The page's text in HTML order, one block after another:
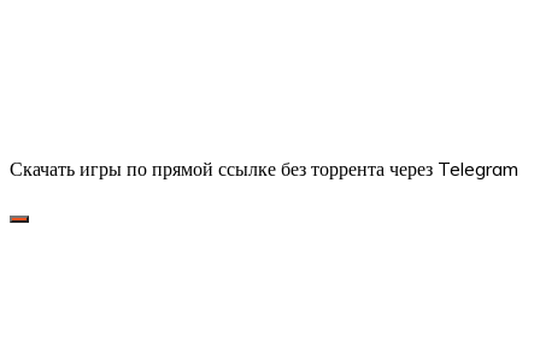
Скачать игры по прямой ссылке без торрента через Telegram